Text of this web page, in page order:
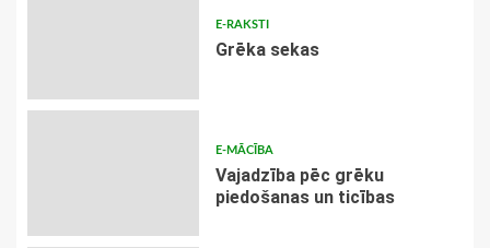
E-RAKSTI
Grēka sekas
E-MĀCĪBA
Vajadzība pēc grēku
piedošanas un ticības